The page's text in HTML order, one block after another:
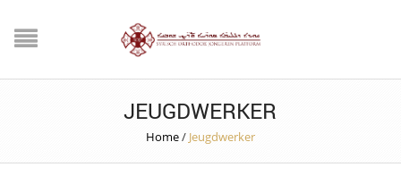
JEUGDWERKER
Home/ Jeugdwerker